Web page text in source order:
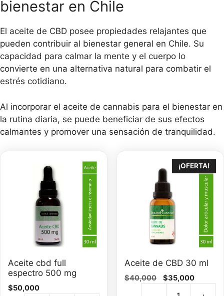
bienestar en Chile
El aceite de CBD posee propiedades relajantes que
pueden contribuir al bienestar general en Chile. Su
capacidad para calmar la mente y el cuerpo lo
convierte en una alternativa natural para combatir el
estrés cotidiano.
Al incorporar el aceite de cannabis para el bienestar en
la rutina diaria, se puede beneficiar de sus efectos
calmantes y promover una sensación de tranquilidad.
Aceite cbd full
espectro 500 mg
$50,000
¡OFERTA!
Aceite de CBD 30 ml
$40,000
El
$35,000El